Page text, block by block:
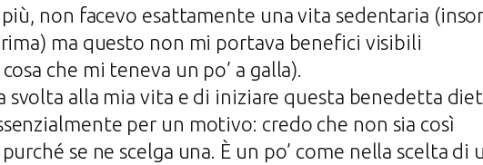
non facevo esattamente una vita sedentaria
ma questo non mi portava benefici visibili
che mi teneva un po’ a galla).
svolta alla mia vita e di iniziare questa benedetta
per un motivo: credo che non sia così
se ne scelga una. È un po’ come nella scelta di